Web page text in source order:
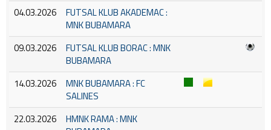
04.03.2026
FUTSAL KLUB AKADEMAC :
MNK BUBAMARA
09.03.2026
FUTSAL KLUB BORAC : MNK
BUBAMARA
14.03.2026
MNK BUBAMARA : FC
SALINES
22.03.2026
HMNK RAMA : MNK